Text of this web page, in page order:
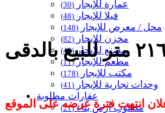
عمارة للإيجار (30)
فيلا للإيجار (48)
محل / معرض للإيجار (148)
مخزن للإيجار (82)
مصنع للإيجار(48)
مطعم للإيجار(11)
مكتب للإيجار (178)
وحدات تجارية للإيجار (41)
عقارات مطلوبة
مطلوب أرض بناء(21)
انتهت فترة عرضه على الموقع